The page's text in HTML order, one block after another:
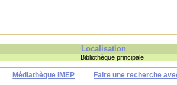
Localisation
Bibliothèque principale
Médiathèque IMEP Faire une recherche